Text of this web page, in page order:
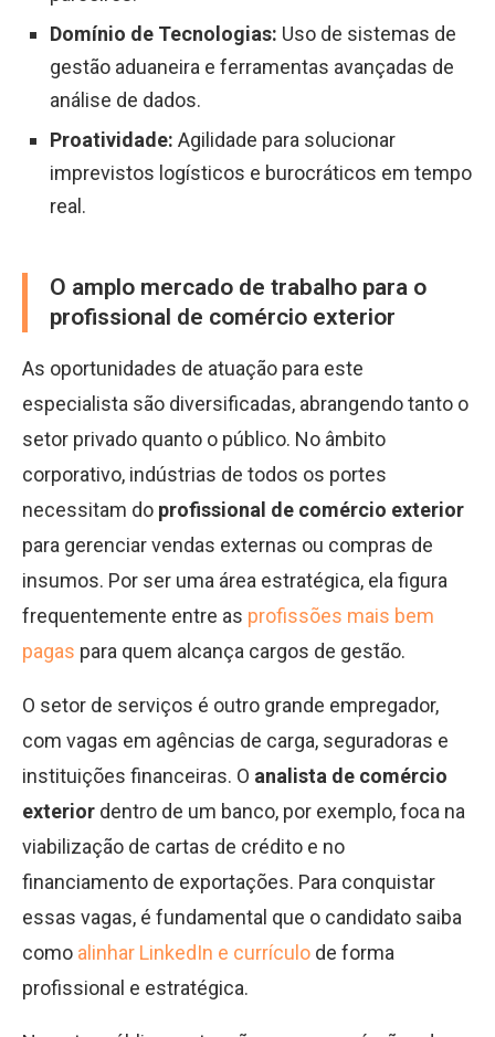
Domínio de Tecnologias: Uso de sistemas de
gestão aduaneira e ferramentas avançadas de
análise de dados.
Proatividade: Agilidade para solucionar
imprevistos logísticos e burocráticos em tempo
real.
O amplo mercado de trabalho para o
profissional de comércio exterior
As oportunidades de atuação para este
especialista são diversificadas, abrangendo tanto o
setor privado quanto o público. No âmbito
corporativo, indústrias de todos os portes
necessitam do profissional de comércio exterior
para gerenciar vendas externas ou compras de
insumos. Por ser uma área estratégica, ela figura
frequentemente entre as profissões mais bem
pagas para quem alcança cargos de gestão.
O setor de serviços é outro grande empregador,
com vagas em agências de carga, seguradoras e
instituições financeiras. O analista de comércio
exterior dentro de um banco, por exemplo, foca na
viabilização de cartas de crédito e no
financiamento de exportações. Para conquistar
essas vagas, é fundamental que o candidato saiba
como alinhar LinkedIn e currículo de forma
profissional e estratégica.